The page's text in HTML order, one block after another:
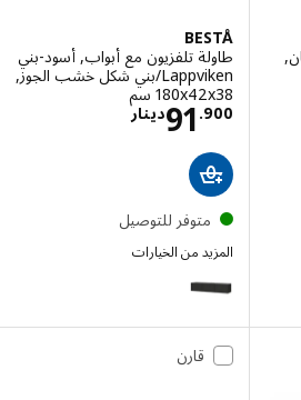
BESTÅ
طاولة تلفزيون مع أبواب, أسود-بني
Lappviken/بني شكل خشب الجوز,
‎180x42x38 سم‏
دينار91.900 الاسعار دينار
متوفر للتوصيل
المزيد من الخيارات
قارن